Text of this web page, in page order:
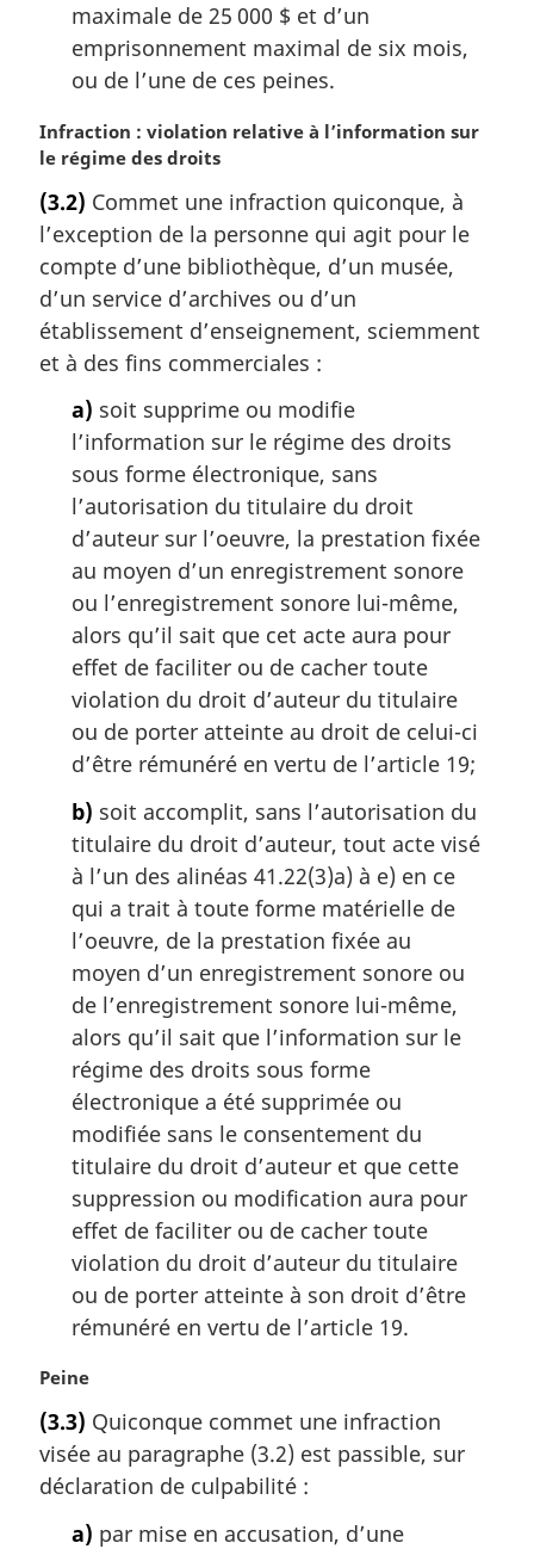
maximale de 25 000 $ et d’un
emprisonnement maximal de six mois,
ou de l’une de ces peines.
N
o
e
m
a
g
i
n
Infraction : violation relative à l’information sur
le régime des droits
(3.2) Commet une infraction quiconque, à
l’exception de la personne qui agit pour le
compte d’une bibliothèque, d’un musée,
d’un service d’archives ou d’un
établissement d’enseignement, sciemment
et à des fins commerciales :
a) soit supprime ou modifie
l’information sur le régime des droits
sous forme électronique, sans
l’autorisation du titulaire du droit
d’auteur sur l’oeuvre, la prestation fixée
au moyen d’un enregistrement sonore
ou l’enregistrement sonore lui-même,
alors qu’il sait que cet acte aura pour
effet de faciliter ou de cacher toute
violation du droit d’auteur du titulaire
ou de porter atteinte au droit de celui-ci
d’être rémunéré en vertu de l’article 19;
b) soit accomplit, sans l’autorisation du
titulaire du droit d’auteur, tout acte visé
à l’un des alinéas 41.22(3)a) à e) en ce
qui a trait à toute forme matérielle de
l’oeuvre, de la prestation fixée au
moyen d’un enregistrement sonore ou
de l’enregistrement sonore lui-même,
alors qu’il sait que l’information sur le
régime des droits sous forme
électronique a été supprimée ou
modifiée sans le consentement du
titulaire du droit d’auteur et que cette
suppression ou modification aura pour
effet de faciliter ou de cacher toute
violation du droit d’auteur du titulaire
ou de porter atteinte à son droit d’être
rémunéré en vertu de l’article 19.
N
t
e
m
Peine
(3.3) Quiconque commet une infraction
visée au paragraphe (3.2) est passible, sur
déclaration de culpabilité :
a) par mise en accusation, d’une